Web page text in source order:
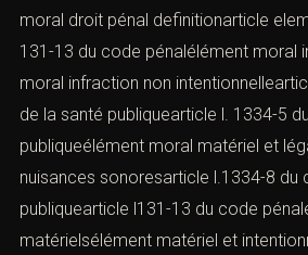
moral droit pénal definitionarticle
131-13 du code pénalélément moral
moral infraction non
de la santé publiquearticle l. 1334-5
publiqueélément moral matériel et
nuisances sonoresarticle l.1334-8 du
publiquearticle l131-13 du code
matérielsélément matériel et